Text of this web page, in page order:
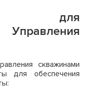
для
скважинами
для обеспечения